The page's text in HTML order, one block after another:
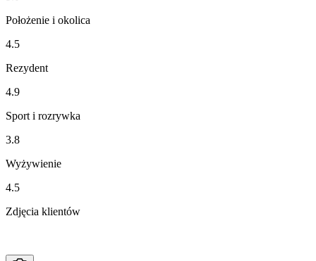
Położenie i okolica
4.5
Rezydent
4.9
Sport i rozrywka
3.8
Wyżywienie
4.5
Zdjęcia klientów